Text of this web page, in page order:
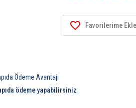
Ödeme Avantajı
ödeme yapabilirsiniz